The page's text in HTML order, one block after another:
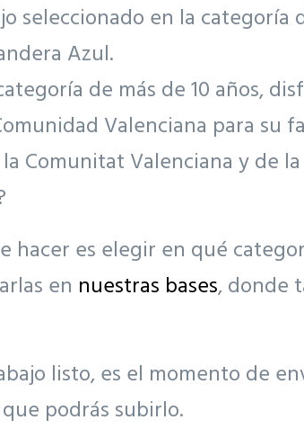
seleccionado en la categoría
Azul.
de más de 10 años,
Valenciana para su
Comunitat Valenciana y de
hacer es elegir en qué
en nuestras bases, donde
listo, es el momento de
podrás subirlo.